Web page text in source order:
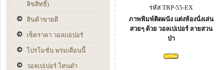
ลิขสิทธิ์)
สินค้าขายดี
เช็คราคา วอลเปเปอร์
โปรโมชั่น พรมเดือนนี้
วอลเปเปอร์ โทนดำ
รหัส TRP-55-EX
ภาพพิมพ์ติดผนัง แต่งห้องนั่งเล่น
สวยๆ ด้วย วอลเปเปอร์ ลายสวน
ป่า